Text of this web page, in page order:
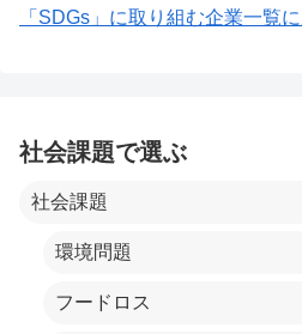
「SDGs」に取り組む企業一覧
社会課題で選ぶ
社会課題
環境問題
フードロス